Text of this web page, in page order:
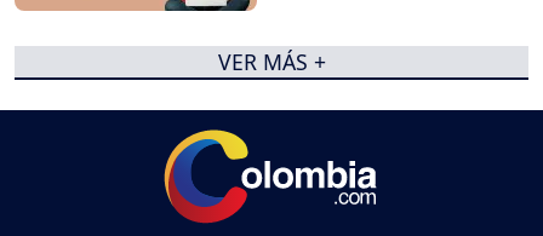
VER MÁS +